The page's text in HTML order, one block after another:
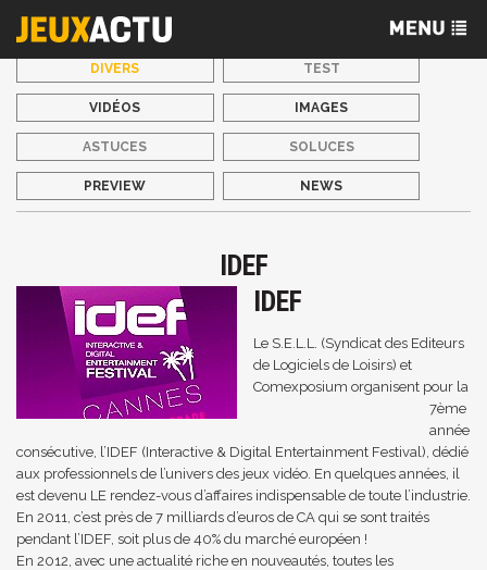
DIVERS TEST
VIDÉOS IMAGES
ASTUCES SOLUCES
PREVIEW NEWS
IDEF
IDEF
Le S.E.L.L. (Syndicat des Editeurs
de Logiciels de Loisirs) et
Comexposium organisent pour la
7ème
année
consécutive, l’IDEF (Interactive & Digital Entertainment Festival), dédié
aux professionnels de l’univers des jeux vidéo. En quelques années, il
est devenu LE rendez-vous d’affaires indispensable de toute l’industrie.
En 2011, c’est près de 7 milliards d’euros de CA qui se sont traités
pendant l’IDEF, soit plus de 40% du marché européen !
En 2012, avec une actualité riche en nouveautés, toutes les